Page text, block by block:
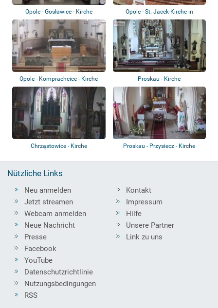
Opole - Gosławice - Kirche
Opole - St. Jacek-Kirche in
Kolonia Gosł...
Opole - Komprachcice - Kirche Proskau - Kirche
Chrząstowice - Kirche Proskau - Przysiecz - Kirche
Nützliche Links
Neu anmelden
Jetzt streamen
Webcam anmelden
Neue Nachricht
Presse
Kontakt
Impressum
Hilfe
Unsere Partner
Link zu uns
Facebook
YouTube
Datenschutzrichtlinie
Nutzungsbedingungen
RSS